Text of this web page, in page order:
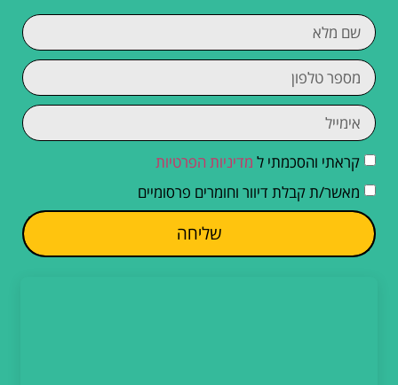
קראתי והסכמתי ל מדיניות הפרטיות
מאשר/ת קבלת דיוור וחומרים פרסומיים
שליחה